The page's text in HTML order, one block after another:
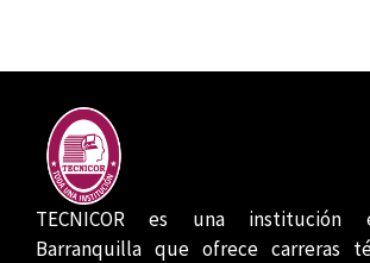
TECNICOR es una institución
Barranquilla que ofrece carreras